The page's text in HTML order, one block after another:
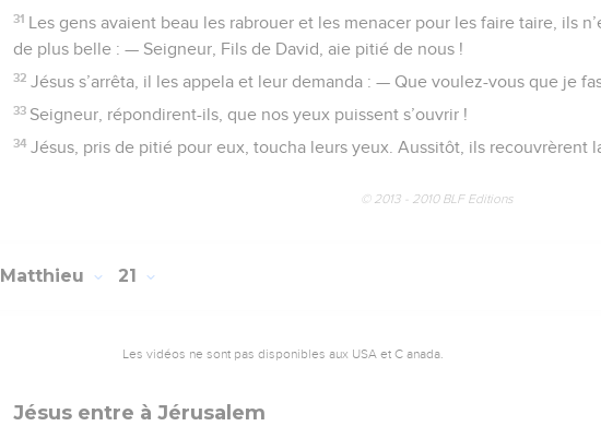
31 Les gens avaient beau les rabrouer et les menacer pour les faire taire, ils
de plus belle : — Seigneur, Fils de David, aie pitié de nous !
32 Jésus s’arrêta, il les appela et leur demanda : — Que voulez-vous que je
33 Seigneur, répondirent-ils, que nos yeux puissent s’ouvrir !
34 Jésus, pris de pitié pour eux, toucha leurs yeux. Aussitôt, ils recouvrèrent
© 2013 - 2010 BLF Editions
Matthieu 21
Les vidéos ne sont pas disponibles aux USA et C anada.
Jésus entre à Jérusalem